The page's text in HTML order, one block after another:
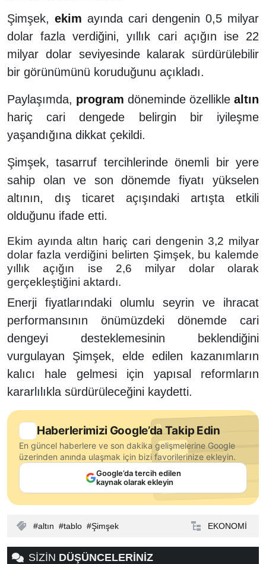
Şimşek, ekim ayında cari dengenin 0,5 milyar
dolar fazla verdiğini, yıllık cari açığın ise 22
milyar dolar seviyesinde kalarak sürdürülebilir
bir görünümünü koruduğunu açıkladı.
Paylaşımda, program döneminde özellikle altın
hariç cari dengede belirgin bir iyileşme
yaşandığına dikkat çekildi.
Şimşek, tasarruf tercihlerinde önemli bir yere
sahip olan ve son dönemde fiyatı yükselen
altının, dış ticaret açışındaki artışta etkili
olduğunu ifade etti.
Ekim ayında altın hariç cari dengenin 3,2 milyar
dolar fazla verdiğini belirten Şimşek, bu kalemde
yıllık açığın ise 2,6 milyar dolar olarak
gerçekleştiğini aktardı.
Enerji fiyatlarındaki olumlu seyrin ve ihracat
performansının önümüzdeki dönemde cari
dengeyi desteklemesinin beklendiğini
vurgulayan Şimşek, elde edilen kazanımların
kalıcı hale gelmesi için yapısal reformların
kararlılıkla sürdürüleceğini kaydetti.
Haberlerimizi Google’da Takip Edin
En güncel haberlere ve son dakika gelişmelerine Google
üzerinden anında ulaşmak için bizi favorilerinize ekleyin.
Google’da tercih edilen
kaynak olarak ekleyin
altın tablo Şimşek EKONOMİ
SİZİN DÜŞÜNCELERİNİZ